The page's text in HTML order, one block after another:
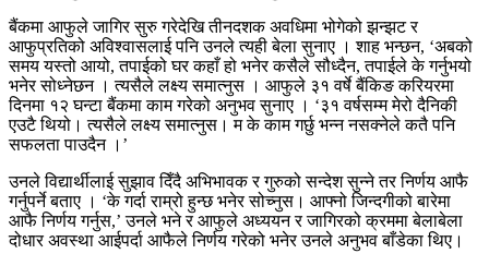
बैंकमा आफुले जागिर सुरु गरेदेखि तीनदशक अवधिमा भोगेको झन्झट र
आफुप्रतिको अविश्वासलाई पनि उनले त्यही बेला सुनाए । शाह भन्छन, ‘अबको
समय यस्तो आयो, तपाईको घर कहाँ हो भनेर कसैले सौध्दैन, तपाईले के गर्नुभयो
भनेर सोध्नेछन । त्यसैले लक्ष्य समात्नुस । आफुले ३१ वर्षे बैंकिङ करियरमा
दिनमा १२ घन्टा बैंकमा काम गरेको अनुभव सुनाए । ‘३१ वर्षसम्म मेरो दैनिकी
एउटै थियो। त्यसैले लक्ष्य समात्नुस। म के काम गर्छु भन्न नसक्नेले कतै पनि
सफलता पाउदैन ।’
उनले विद्यार्थीलाई सुझाव दिँदै अभिभावक र गुरुको सन्देश सुन्ने तर निर्णय आफै
गर्नुपर्ने बताए । ‘के गर्दा राम्रो हुन्छ भनेर सोच्नुस। आफ्नो जिन्दगीको बारेमा
आफै निर्णय गर्नुस,’ उनले भने र आफुले अध्ययन र जागिरको क्रममा बेलाबेला
दोधार अवस्था आईपर्दा आफैले निर्णय गरेको भनेर उनले अनुभव बाँडेका थिए।